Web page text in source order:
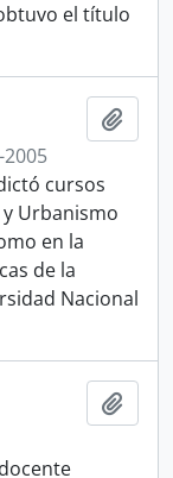
el título
2005
cursos
Urbanismo
en la
de la
Nacional